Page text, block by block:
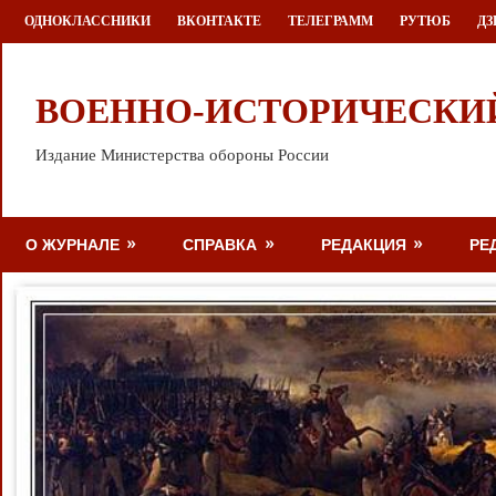
Перейти
к
ОДНОКЛАССНИКИ ВКОНТАКТЕ ТЕЛЕГРАММ РУТЮБ
ВОЕННО-
Издание Министерства обороны России
О ЖУРНАЛЕ СПРАВКА РЕДАКЦИЯ